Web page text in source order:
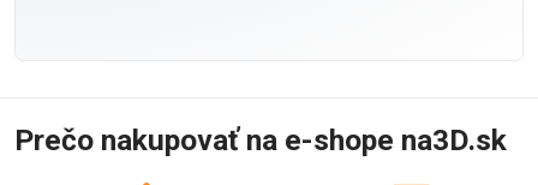
Prečo nakupovať na e-shope na3D.sk